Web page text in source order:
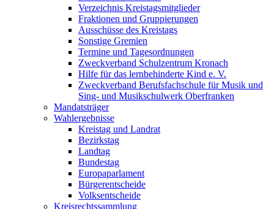
Verzeichnis Kreistagsmitglieder
Fraktionen und Gruppierungen
Ausschüsse des Kreistags
Sonstige Gremien
Termine und Tagesordnungen
Zweckverband Schulzentrum Kronach
Hilfe für das lernbehinderte Kind e. V.
Zweckverband Berufsfachschule für Musik und
Sing- und Musikschulwerk Oberfranken
Mandatsträger
Wahlergebnisse
Kreistag und Landrat
Bezirkstag
Landtag
Bundestag
Europaparlament
Bürgerentscheide
Volksentscheide
Kreisrechtssammlung